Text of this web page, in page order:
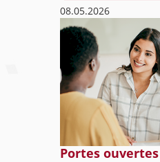
08.05.2026
Portes